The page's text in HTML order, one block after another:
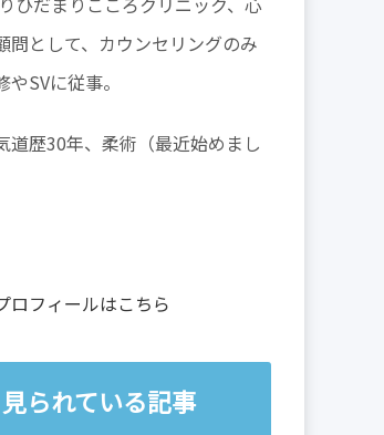
問として、カウンセリングのみ
SVに従事。
道歴30年、柔術（最近始めまし
フィールはこちら
られている記事